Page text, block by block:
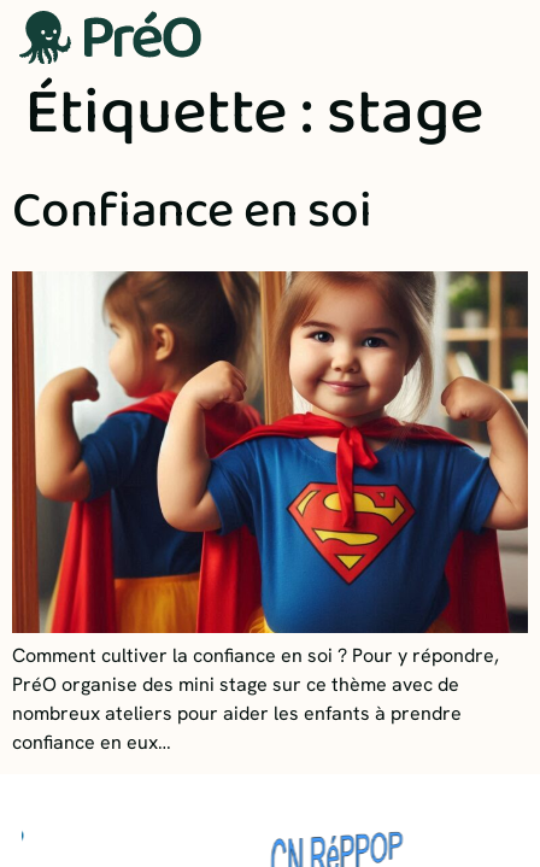
principal
Étiquette :stage
Confiance en soi
Comment cultiver la confiance en soi ? Pour y répondre,
PréO organise des mini stage sur ce thème avec de
nombreux ateliers pour aider les enfants à prendre
confiance en eux…